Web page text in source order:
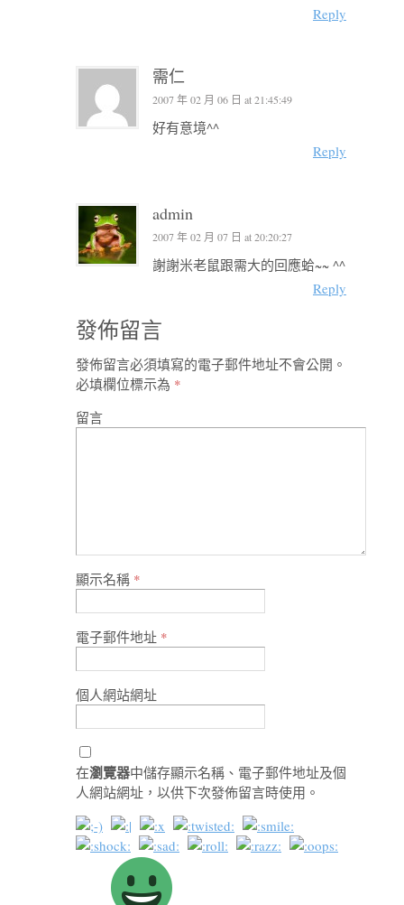
Reply
需仁
2007 年 02 月 06 日 at 21:45:49
好有意境^^
Reply
admin
2007 年 02 月 07 日 at 20:20:27
謝謝米老鼠跟需大的回應蛤~~ ^^
Reply
發佈留言
發佈留言必須填寫的電子郵件地址不會公開。
必填欄位標示為 *
留言
顯示名稱 *
電子郵件地址 *
個人網站網址
在瀏覽器中儲存顯示名稱、電子郵件地址及個
人網站網址，以供下次發佈留言時使用。